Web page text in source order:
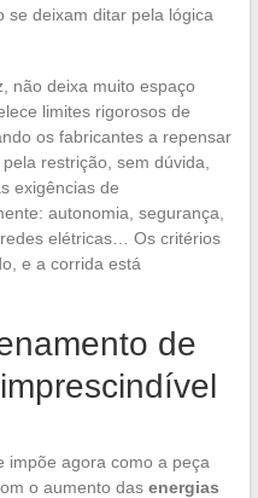
se deixam ditar pela lógica
não deixa muito espaço
limites rigorosos de
os fabricantes a repensar
restrição, sem dúvida,
exigências de
autonomia, segurança,
elétricas… Os critérios
e a corrida está
de
impõe agora como a peça
o aumento das energias